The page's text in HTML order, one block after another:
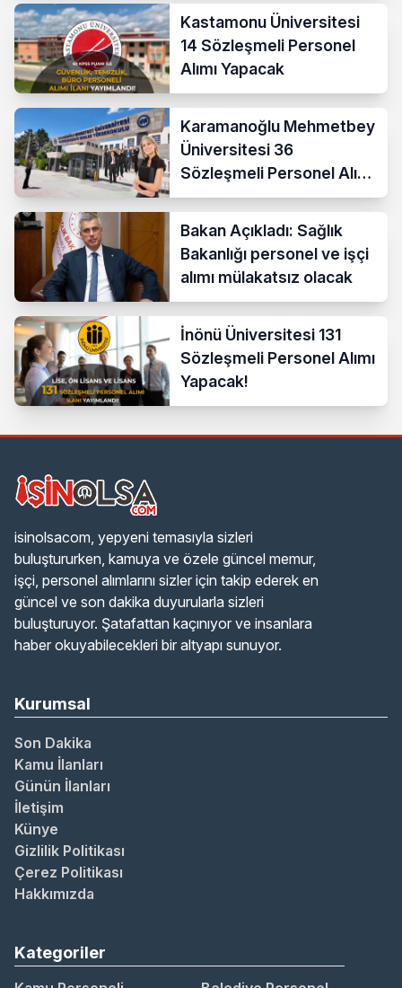
Kastamonu Üniversitesi
14 Sözleşmeli Personel
Alımı Yapacak
Karamanoğlu Mehmetbey
Üniversitesi 36
Sözleşmeli Personel Alımı
Yapacak
Bakan Açıkladı: Sağlık
Bakanlığı personel ve işçi
alımı mülakatsız olacak
İnönü Üniversitesi 131
Sözleşmeli Personel Alımı
Yapacak!
isinolsacom, yepyeni temasıyla sizleri
buluştururken, kamuya ve özele güncel memur,
işçi, personel alımlarını sizler için takip ederek en
güncel ve son dakika duyurularla sizleri
buluşturuyor. Şatafattan kaçınıyor ve insanlara
haber okuyabilecekleri bir altyapı sunuyor.
Kurumsal
Son Dakika
Kamu İlanları
Günün İlanları
İletişim
Künye
Gizlilik Politikası
Çerez Politikası
Hakkımızda
Kategoriler